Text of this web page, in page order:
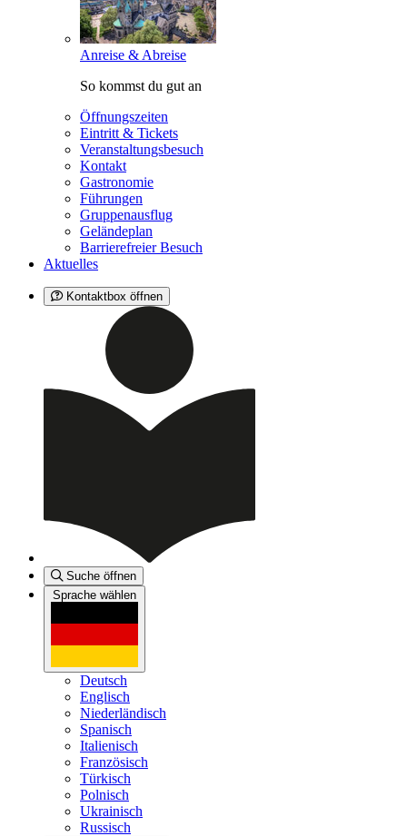
Anreise & Abreise
So kommst du gut an
Öffnungszeiten
Eintritt & Tickets
Veranstaltungsbesuch
Kontakt
Gastronomie
Führungen
Gruppenausflug
Geländeplan
Barrierefreier Besuch
Aktuelles
Kontaktbox öffnen
Suche öffnen
Sprache wählen
Deutsch
Englisch
Niederländisch
Spanisch
Italienisch
Französisch
Türkisch
Polnisch
Ukrainisch
Russisch